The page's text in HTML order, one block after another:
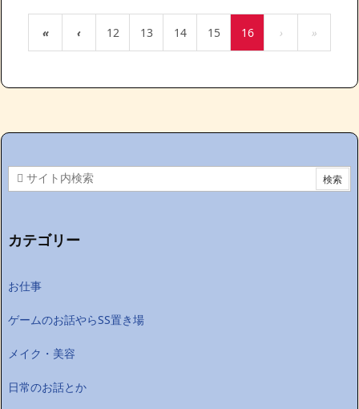
« ‹ 12 13 14 15 16 › »
カテゴリー
お仕事
ゲームのお話やらSS置き場
メイク・美容
日常のお話とか